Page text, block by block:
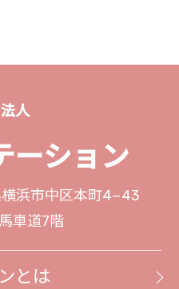
人
ション
浜市中区本町4−43
車道7階
とは